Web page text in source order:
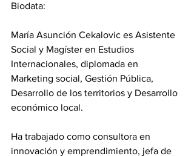
Biodata:
María Asunción Cekalovic es Asistente
Social y Magíster en Estudios
Internacionales, diplomada en
Marketing social, Gestión Pública,
Desarrollo de los territorios y Desarrollo
económico local.
Ha trabajado como consultora en
innovación y emprendimiento, jefa de